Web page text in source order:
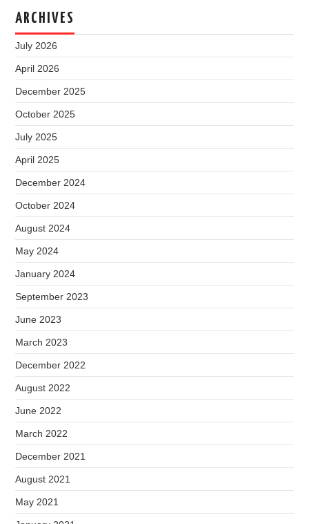
ARCHIVES
July 2026
April 2026
December 2025
October 2025
July 2025
April 2025
December 2024
October 2024
August 2024
May 2024
January 2024
September 2023
June 2023
March 2023
December 2022
August 2022
June 2022
March 2022
December 2021
August 2021
May 2021